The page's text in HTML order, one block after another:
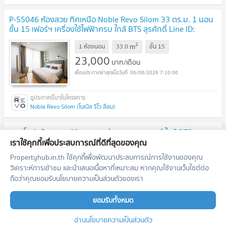
P-55046 ห้องสวย ทิศเหนือ Noble Revo Silom 33 ตร.ม. 1 นอน
ชั้น 15 เฟอร์ฯ เครื่องใช้ไฟฟ้าครบ ใกล้ BTS สุรศักดิ์ Line ID:
@easythaihome 085-592-2897
1 ห้องนอน 33.0 m2 ชั้น 15
23,000 บาท/เดือน
06/08/2026 7:10:00
Noble Revo Silom (โนเบิล รีโว สีลม)
คอนโด 1 ห้องนอน 68 ตร.ม. นูซ่า สเตท ทาวเวอร์ ใกล้ BTS สะพาน
ตากสิน 400 ม. (ID 408534)
1 ห้องนอน 68.0m2 ชั้น41
23,000บาท/เดือน
Nusa State Tower (ณุศา สเตท ทาวเวอร์)
เราใช้คุกกี้เพื่อประสบการณ์ที่ดีที่สุดของคุณ
Propertyhub.in.th ใช้คุกกี้เพื่อพัฒนาประสบการณ์การใช้งานของคุณ
วิเคราะห์การเข้าชม และนำเสนอเนื้อหาที่เหมาะสม หากคุณใช้งานเว็บไซต์ต่อ
ถือว่าคุณยอมรับนโยบายความเป็นส่วนตัวของเรา
ยอมรับทั้งหมด
อ่านนโยบายความเป็นส่วนตัว